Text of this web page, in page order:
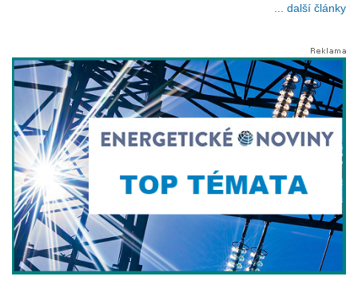
... další články